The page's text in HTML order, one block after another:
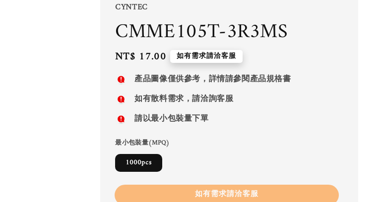
CYNTEC
CMME105T-3R3MS
Regular
price
NT$ 17.00 如有需求請洽客服
產品圖像僅供參考，詳情請參閱產品規格書
如有散料需求，請洽詢客服
請以最小包裝量下單
最小包裝量(MPQ)
1000pcs
如有需求請洽客服